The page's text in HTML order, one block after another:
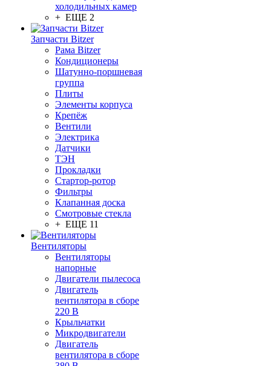
холодильных камер
+ ЕЩЕ 2
Запчасти Bitzer
Рама Bitzer
Кондиционеры
Шатунно-поршневая
группа
Плиты
Элементы корпуса
Крепёж
Вентили
Электрика
Датчики
ТЭН
Прокладки
Стартор-ротор
Фильтры
Клапанная доска
Смотровые стекла
+ ЕЩЕ 11
Вентиляторы
Вентиляторы
напорные
Двигатели пылесоса
Двигатель
вентилятора в сборе
220 В
Крыльчатки
Микродвигатели
Двигатель
вентилятора в сборе